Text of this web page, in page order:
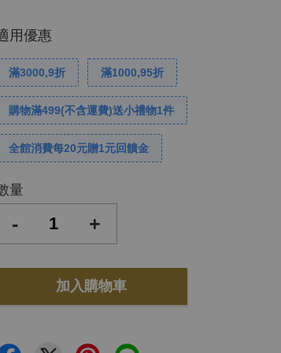
用優惠
滿3000,9折 滿1000,95折
購物滿499(不含運費)送小禮物1件
全館消費每20元贈1元回饋金
量
- +
加入購物車